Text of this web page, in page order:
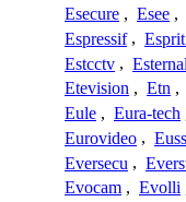
Esecure , Esee ,
Espressif ,
Estcctv , Esternal
Etevision , Etn ,
Eule , Eura-tech
Eurovideo ,
Eversecu ,
Evocam , Evolli